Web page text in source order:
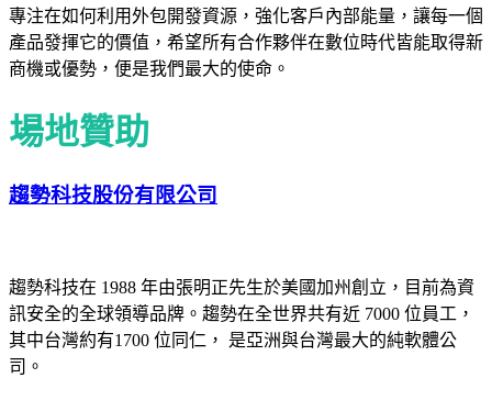
專注在如何利用外包開發資源，強化客戶內部能量，讓每一個
產品發揮它的價值，希望所有合作夥伴在數位時代皆能取得新
商機或優勢，便是我們最大的使命。
場地贊助
趨勢科技股份有限公司
趨勢科技在 1988 年由張明正先生於美國加州創立，目前為資
訊安全的全球領導品牌。趨勢在全世界共有近 7000 位員工，
其中台灣約有1700 位同仁， 是亞洲與台灣最大的純軟體公
司。